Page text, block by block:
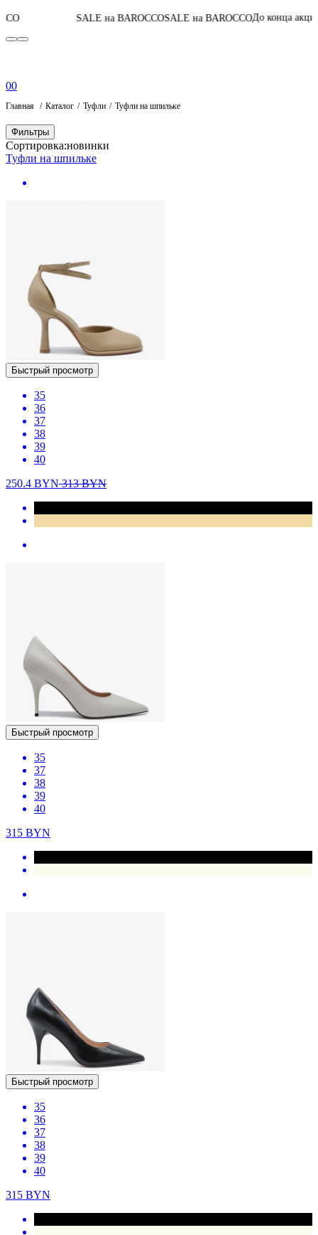
SALE на BAROCCOSALE на BAROCCOДо конца акции05:14:11:28
00
Главная Каталог Туфли Туфли на шпильке
Фильтры
Сортировка:новинки
Туфли на шпильке
Быстрый просмотр
35
36
37
38
39
40
250.4 BYN313BYN
Быстрый просмотр
35
37
38
39
40
315 BYN
Быстрый просмотр
35
36
37
38
39
40
315 BYN